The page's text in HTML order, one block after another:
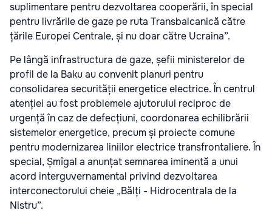
suplimentare pentru dezvoltarea cooperării, în special
pentru livrările de gaze pe ruta Transbalcanică către
țările Europei Centrale, și nu doar către Ucraina”.
Pe lângă infrastructura de gaze, șefii ministerelor de
profil de la Baku au convenit planuri pentru
consolidarea securității energetice electrice. În centrul
atenției au fost problemele ajutorului reciproc de
urgență în caz de defecțiuni, coordonarea echilibrării
sistemelor energetice, precum și proiecte comune
pentru modernizarea liniilor electrice transfrontaliere. În
special, Șmîgal a anunțat semnarea iminentă a unui
acord interguvernamental privind dezvoltarea
interconectorului cheie „Bălți - Hidrocentrala de la
Nistru”.